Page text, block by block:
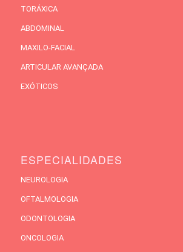
TORÁXICA
ABDOMINAL
MAXILO-FACIAL
ARTICULAR AVANÇADA
EXÓTICOS
ESPECIALIDADES
NEUROLOGIA
OFTALMOLOGIA
ODONTOLOGIA
ONCOLOGIA